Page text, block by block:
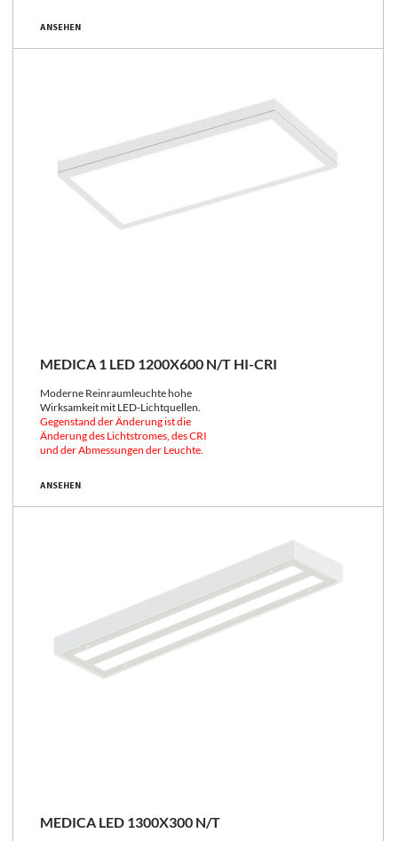
ANSEHEN
MEDICA 1 LED 1200X600 N/T HI-CRI
Moderne Reinraumleuchte hohe
Wirksamkeit mit LED-Lichtquellen.
Gegenstand der Änderung ist die
Änderung des Lichtstromes, des CRI
und der Abmessungen der Leuchte.
ANSEHEN
MEDICA LED 1300X300 N/T